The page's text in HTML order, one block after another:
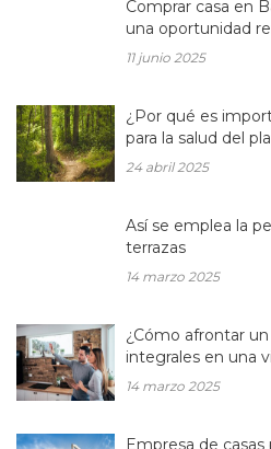
Comprar casa en
una oportunidad
inmobiliario actual
11 junio 2025
¿Por qué es
para la salud del
24 abril 2025
Así se emplea la
terrazas
14 marzo 2025
¿Cómo afrontar
integrales en una
14 marzo 2025
Empresa de casas